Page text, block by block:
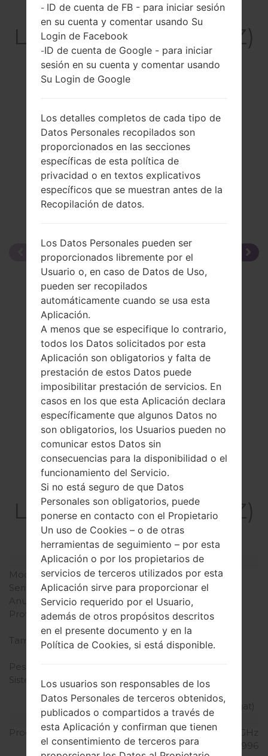
El resumen
LGUS992Z(LGUS992Z)
akaLG G5
Comparar
La especificación
LGUS992Z(LGUS992Z)
akaLG G5
Modelo y sus características
Modelo
LGUS992Z
Serie
LG G5
Anunciado
Abril, 2016
Profundidad
7.7 milímetros (0.30
pulgadas)
Tamaño (dimensiones)
149.4 x 73.9 milímetros
(5.88 x 2.91 pulgadas)
Peso
Sistema de operación
Android 6.0.1
(Marshmallow),
actualizable a 7.0 (Nougat)
Hardware
Procesador
2x2.15 GHz Kryo & 2x1.6 GHz
Kryo Qualcomm MSM8996
- ID de cuenta de FB - para iniciar sesión
en su cuenta y comentar usando Su
Login de Facebook
-ID de cuenta de Google - para iniciar
sesión en su cuenta y comentar usando
Su Login de Google
Los detalles completos de cada tipo de
Datos Personales recopilados son
proporcionados en las secciones
específicas de esta política de
privacidad o en textos explicativos
específicos que se muestran antes de la
Recopilación de datos.
Los Datos Personales pueden ser
proporcionados libremente por el
Usuario o, en caso de Datos de Uso,
pueden ser recopilados
automáticamente cuando se usa esta
Aplicación.
A menos que se especifique lo contrario,
todos los Datos solicitados por esta
Aplicación son obligatorios y falta de
prestación de estos Datos puede
imposibilitar prestación de servicios. En
casos en los que esta Aplicación declara
específicamente que algunos Datos no
son obligatorios, los Usuarios pueden no
comunicar estos Datos sin
consecuencias para la disponibilidad o el
funcionamiento del Servicio.
Si no está seguro de que Datos
Personales son obligatorios, puede
ponerse en contacto con el Propietario
Un uso de Cookies – o de otras
herramientas de seguimiento – por esta
Aplicación o por los propietarios de
servicios de terceros utilizados por esta
Aplicación sirve para proporcionar el
Servicio requerido por el Usuario,
además de otros propósitos descritos
en el presente documento y en la
Política de Cookies, si está disponible.
Los usuarios son responsables de los
Datos Personales de terceros obtenidos,
publicados o compartidos a través de
esta Aplicación y confirman que tienen
el consentimiento de terceros para